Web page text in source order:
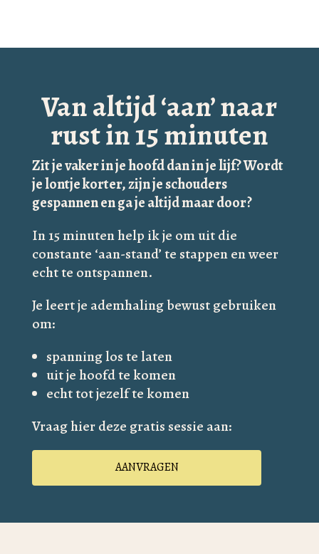
Van altijd ‘aan’ naar
rust in 15 minuten
Zit je vaker in je hoofd dan in je lijf? Wordt
je lontje korter, zijn je schouders
gespannen en ga je altijd maar door?
In 15 minuten help ik je om uit die
constante ‘aan-stand’ te stappen en weer
echt te ontspannen.
Je leert je ademhaling bewust gebruiken
om:
spanning los te laten
uit je hoofd te komen
echt tot jezelf te komen
Vraag hier deze gratis sessie aan:
AANVRAGEN